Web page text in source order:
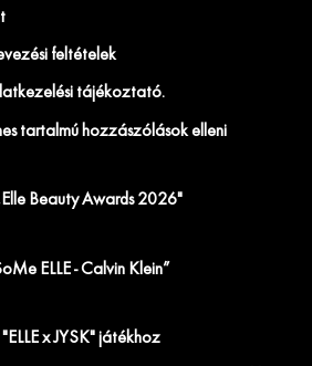
feltételek
tájékoztató.
tartalmú hozzászólások elleni
Beauty Awards 2026"
ELLE - Calvin Klein”
x JYSK" játékhoz